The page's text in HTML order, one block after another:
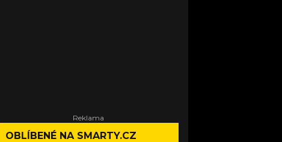
OBLÍBENÉ NA SMARTY.CZ